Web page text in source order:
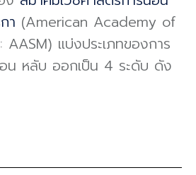
า (American Academy of
แบ่งประเภทของการ
น หลับ ออกเป็น 4 ระดับ ดัง